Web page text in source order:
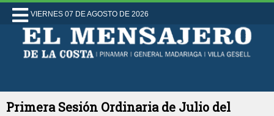
VIERNES 07 DE AGOSTO DE 2026
Primera Sesión Ordinaria de Julio del